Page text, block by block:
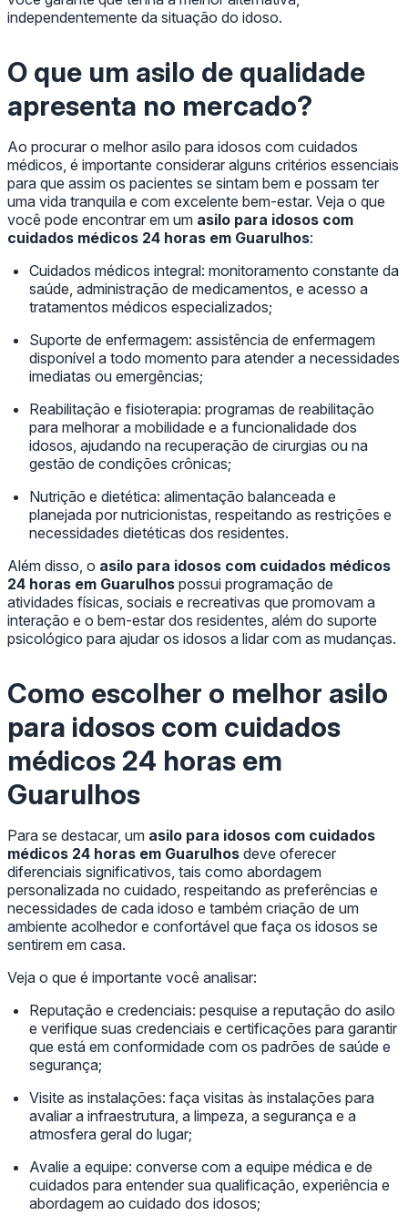
independentemente da situação do idoso.
O que um asilo de qualidade
apresenta no mercado?
Ao procurar o melhor asilo para idosos com cuidados
médicos, é importante considerar alguns critérios essenciais
para que assim os pacientes se sintam bem e possam ter
uma vida tranquila e com excelente bem-estar. Veja o que
você pode encontrar em um asilo para idosos com
cuidados médicos 24 horas em Guarulhos:
Cuidados médicos integral: monitoramento constante da
saúde, administração de medicamentos, e acesso a
tratamentos médicos especializados;
Suporte de enfermagem: assistência de enfermagem
disponível a todo momento para atender a necessidades
imediatas ou emergências;
Reabilitação e fisioterapia: programas de reabilitação
para melhorar a mobilidade e a funcionalidade dos
idosos, ajudando na recuperação de cirurgias ou na
gestão de condições crônicas;
Nutrição e dietética: alimentação balanceada e
planejada por nutricionistas, respeitando as restrições e
necessidades dietéticas dos residentes.
Além disso, o asilo para idosos com cuidados médicos
24 horas em Guarulhos possui programação de
atividades físicas, sociais e recreativas que promovam a
interação e o bem-estar dos residentes, além do suporte
psicológico para ajudar os idosos a lidar com as mudanças.
Como escolher o melhor asilo
para idosos com cuidados
médicos 24 horas em
Guarulhos
Para se destacar, um asilo para idosos com cuidados
médicos 24 horas em Guarulhos deve oferecer
diferenciais significativos, tais como abordagem
personalizada no cuidado, respeitando as preferências e
necessidades de cada idoso e também criação de um
ambiente acolhedor e confortável que faça os idosos se
sentirem em casa.
Veja o que é importante você analisar:
Reputação e credenciais: pesquise a reputação do asilo
e verifique suas credenciais e certificações para garantir
que está em conformidade com os padrões de saúde e
segurança;
Visite as instalações: faça visitas às instalações para
avaliar a infraestrutura, a limpeza, a segurança e a
atmosfera geral do lugar;
Avalie a equipe: converse com a equipe médica e de
cuidados para entender sua qualificação, experiência e
abordagem ao cuidado dos idosos;